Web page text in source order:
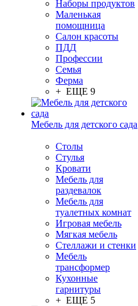
Наборы продуктов
Маленькая
помощница
Салон красоты
ПДД
Профессии
Семья
Ферма
+ ЕЩЕ 9
Мебель для детского сада
Столы
Cтулья
Кровати
Мебель для
раздевалок
Мебель для
туалетных комнат
Игровая мебель
Мягкая мебель
Стеллажи и стенки
Мебель
трансформер
Кухонные
гарнитуры
+ ЕЩЕ 5